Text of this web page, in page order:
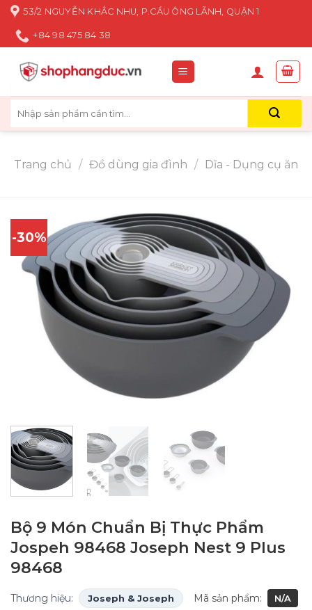
Skip
content
53/2 NGUYỄN KHẮC NHU, P.CẦU ÔNG LÃNH, QUẬN 1
+84 98 475 84 38
kiếm:
Trang chủ / Đồ dùng gia đình / Dĩa - Dụng cụ ăn
-30%
Bộ 9 Món Chuẩn Bị Thực Phẩm
Jospeh 98468 Joseph Nest 9 Plus
98468
Thương hiệu: Joseph & Joseph Mã sản phẩm: N/A